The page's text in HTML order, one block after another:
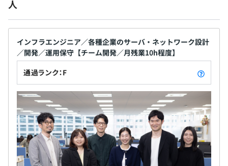
無期雇用
3カ月（待遇の変更はありません）
※試用期間は所定の3ヶ月間に加えて、3〜6ヶ月間を目安
として延長する場合がございます。
人
インフラエンジニア／各種企業のサーバ・ネットワーク設計
／開発／運用保守【チーム開発／月残業10h程度】
通過ランク：F